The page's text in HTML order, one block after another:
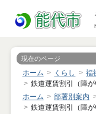
現在のページ
ホーム くらし 福
鉄道運賃割引（障が
ホーム
部署別案内
鉄道運賃割引（障が